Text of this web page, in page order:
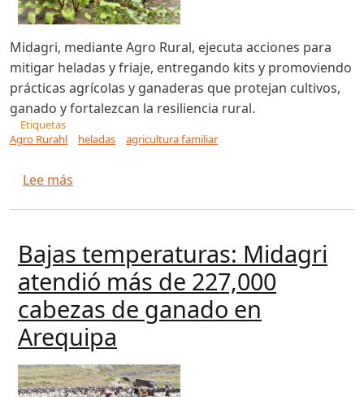
Midagri, mediante Agro Rural, ejecuta acciones para
mitigar heladas y friaje, entregando kits y promoviendo
prácticas agrícolas y ganaderas que protejan cultivos,
ganado y fortalezcan la resiliencia rural.
Etiquetas
Agro Rurahl
heladas agricultura familiar
Lee más
Bajas temperaturas: Midagri
atendió más de 227,000
cabezas de ganado en
Arequipa